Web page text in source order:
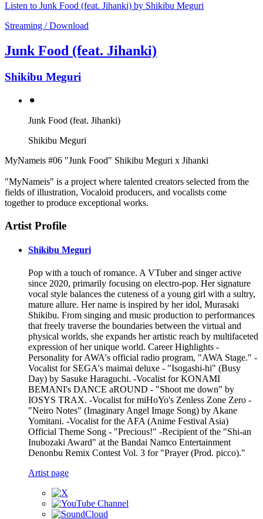
Listen to Junk Food (feat. Jihanki) by Shikibu Meguri
Streaming / Download
Junk Food (feat. Jihanki)
Shikibu Meguri
⚫︎
Junk Food (feat. Jihanki)
Shikibu Meguri
MyNameis #06 "Junk Food" Shikibu Meguri x Jihanki
"MyNameis" is a project where talented creators selected from the
fields of illustration, Vocaloid producers, and vocalists come
together to produce exceptional works.
Artist Profile
Shikibu Meguri
Pop with a touch of romance. A VTuber and singer active
since 2020, primarily focusing on electro-pop. Her signature
vocal style balances the cuteness of a young girl with a sultry,
mature allure. Her name is inspired by her idol, Murasaki
Shikibu. From singing and music production to performances
that freely traverse the boundaries between the virtual and
physical worlds, she expands her artistic reach by multifaceted
expression of her unique world. Career Highlights -
Personality for AWA's official radio program, "AWA Stage." -
Vocalist for SEGA's maimai deluxe - "Isogashi-hi" (Busy
Day) by Sasuke Haraguchi. -Vocalist for KONAMI
BEMANI's DANCE aROUND - "Shoot me down" by
IOSYS TRAX. -Vocalist for miHoYo's Zenless Zone Zero -
"Neiro Notes" (Imaginary Angel Image Song) by Akane
Yomitani. -Vocalist for the AFA (Anime Festival Asia)
Official Theme Song - "Precious!" -Recipient of the "Shi-an
Inubozaki Award" at the Bandai Namco Entertainment
Denonbu Remix Contest Vol. 3 for "Prayer (Prod. picco)."
Artist page